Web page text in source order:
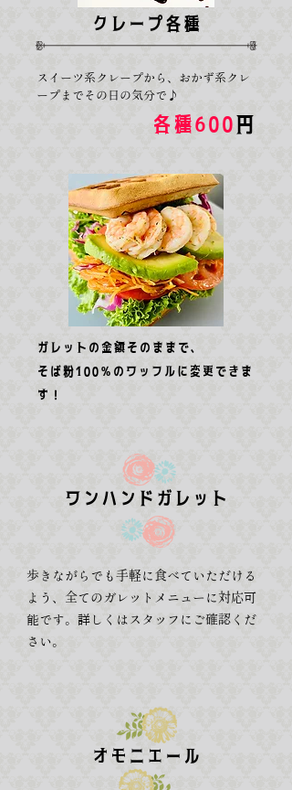
クレープ各種
スイーツ系クレープから、おかず系クレ
ープまでその日の気分で♪
各種600 円
ガレットの金額そのままで、
​そば粉100％のワッフルに変更できま
す！
ワンハンドガレット
歩きながらでも手軽に食べていただける
よう、全てのガレットメニューに対応可
能です。詳しくはスタッフにご確認くだ
さい。
オモニエール